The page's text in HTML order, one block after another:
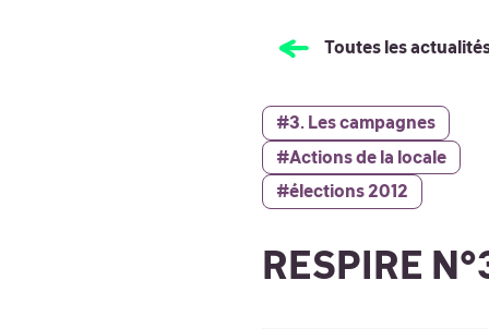
Toutes les
#3. Les campagnes
#Actions de la locale
#élections 2012
RESPIRE